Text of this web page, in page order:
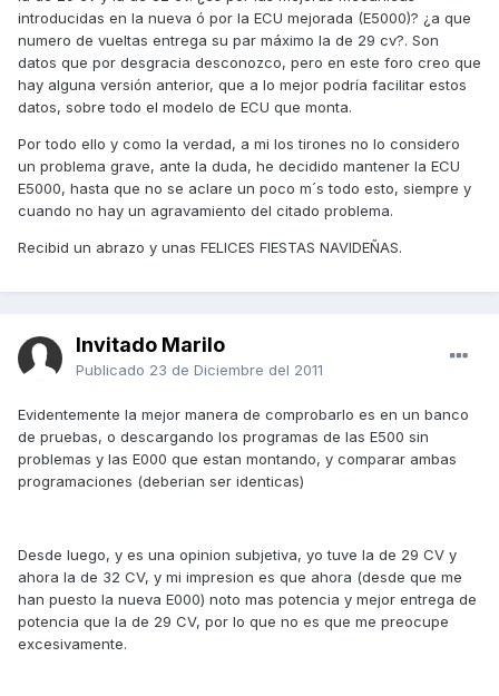
introducidas en la nueva ó por la ECU mejorada (E5000)? ¿a que
numero de vueltas entrega su par máximo la de 29 cv?. Son
datos que por desgracia desconozco, pero en este foro creo que
hay alguna versión anterior, que a lo mejor podría facilitar estos
datos, sobre todo el modelo de ECU que monta.
Por todo ello y como la verdad, a mi los tirones no lo considero
un problema grave, ante la duda, he decidido mantener la ECU
E5000, hasta que no se aclare un poco m´s todo esto, siempre y
cuando no hay un agravamiento del citado problema.
Recibid un abrazo y unas FELICES FIESTAS NAVIDEÑAS.
Invitado Marilo
Publicado 23 de Diciembre del 2011
Evidentemente la mejor manera de comprobarlo es en un banco
de pruebas, o descargando los programas de las E500 sin
problemas y las E000 que estan montando, y comparar ambas
programaciones (deberian ser identicas)
Desde luego, y es una opinion subjetiva, yo tuve la de 29 CV y
ahora la de 32 CV, y mi impresion es que ahora (desde que me
han puesto la nueva E000) noto mas potencia y mejor entrega de
potencia que la de 29 CV, por lo que no es que me preocupe
excesivamente.